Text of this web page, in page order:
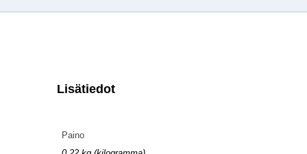
Lisätiedot
Paino